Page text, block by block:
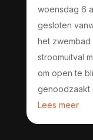
woensdag 6
gesloten
het zwembad
stroomuitval
om open te
genoodzaakt
Lees meer